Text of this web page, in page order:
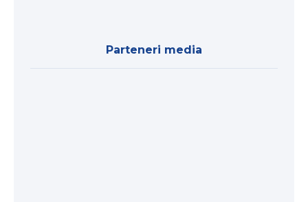
Parteneri media